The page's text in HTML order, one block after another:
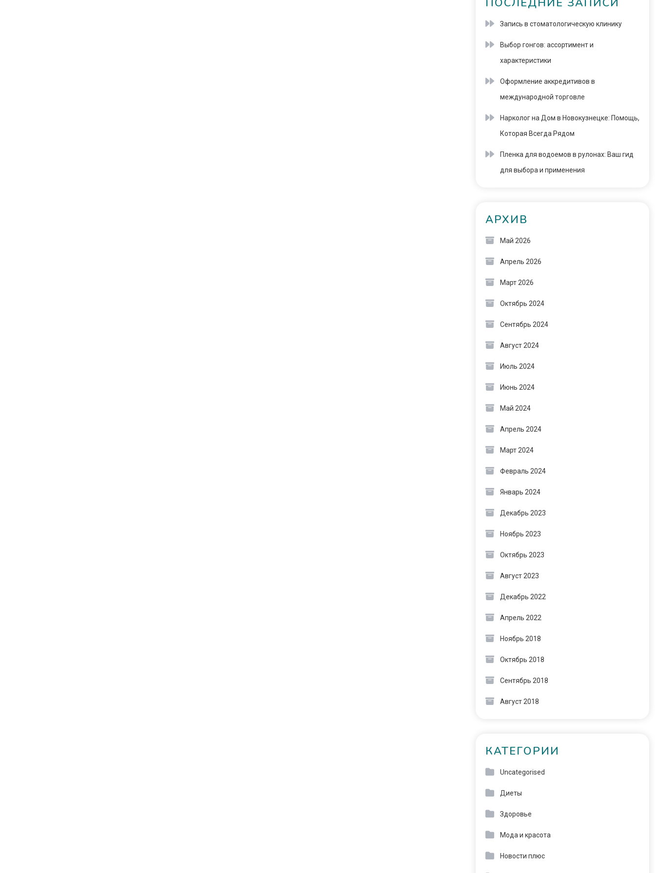
ПОСЛЕДНИЕ ЗАПИСИ
Запись в стоматологическую клинику
Выбор гонгов: ассортимент и
характеристики
Оформление аккредитивов в
международной торговле
Нарколог на Дом в Новокузнецке: Помощь,
Которая Всегда Рядом
Пленка для водоемов в рулонах: Ваш гид
для выбора и применения
АРХИВ
Май 2026
Апрель 2026
Март 2026
Октябрь 2024
Сентябрь 2024
Август 2024
Июль 2024
Июнь 2024
Май 2024
Апрель 2024
Март 2024
Февраль 2024
Январь 2024
Декабрь 2023
Ноябрь 2023
Октябрь 2023
Август 2023
Декабрь 2022
Апрель 2022
Ноябрь 2018
Октябрь 2018
Сентябрь 2018
Август 2018
КАТЕГОРИИ
Uncategorised
Диеты
Здоровье
Мода и красота
Новости плюс